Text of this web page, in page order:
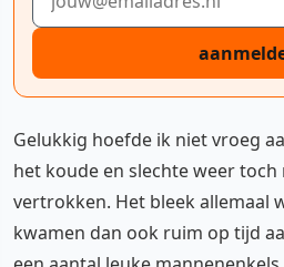
Gelukkig hoefde ik niet vroeg
het koude en slechte weer
vertrokken. Het bleek allemaal
kwamen dan ook ruim op tijd